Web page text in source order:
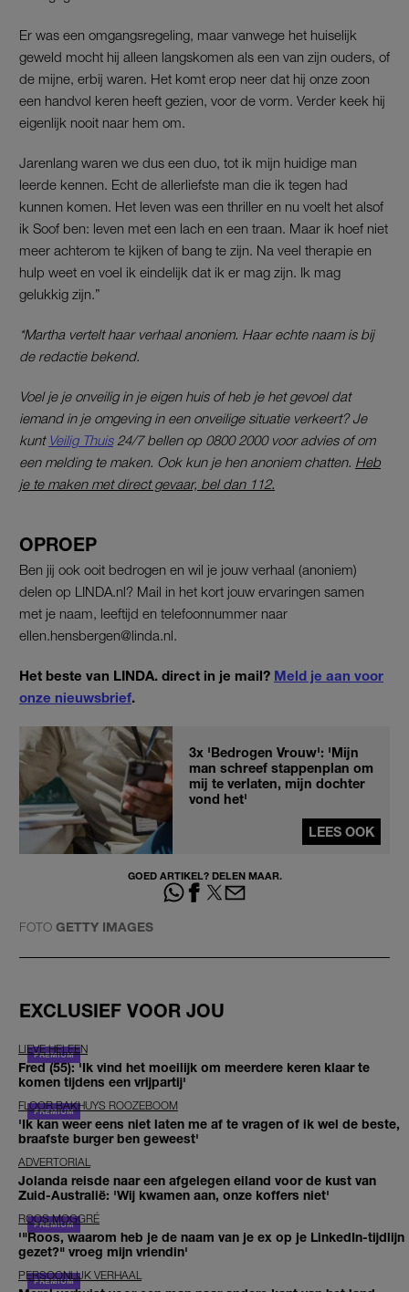
Er was een omgangsregeling, maar vanwege het huiselijk
geweld mocht hij alleen langskomen als een van zijn ouders, of
de mijne, erbij waren. Het komt erop neer dat hij onze zoon
een handvol keren heeft gezien, voor de vorm. Verder keek hij
eigenlijk nooit naar hem om.
Jarenlang waren we dus een duo, tot ik mijn huidige man
leerde kennen. Echt de allerliefste man die ik tegen had
kunnen komen. Het leven was een thriller en nu voelt het alsof
ik Soof ben: leven met een lach en een traan. Maar ik hoef niet
meer achterom te kijken of bang te zijn. Na veel therapie en
hulp weet en voel ik eindelijk dat ik er mag zijn. Ik mag
gelukkig zijn.”
*Martha vertelt haar verhaal anoniem. Haar echte naam is bij
de redactie bekend.
Voel je je onveilig in je eigen huis of heb je het gevoel dat
iemand in je omgeving in een onveilige situatie verkeert? Je
kunt Veilig Thuis24/7 bellen op 0800 2000 voor advies of om
een melding te maken. Ook kun je hen anoniem chatten. Heb
je te maken met direct gevaar, bel dan 112.
OPROEP
Ben jij ook ooit bedrogen en wil je jouw verhaal (anoniem)
delen op LINDA.nl? Mail in het kort jouw ervaringen samen
met je naam, leeftijd en telefoonnummer naar
ellen.hensbergen@linda.nl.
Het beste van LINDA. direct in je mail? Meld je aan voor
onze nieuwsbrief.
3x 'Bedrogen Vrouw': 'Mijn
man schreef stappenplan om
mij te verlaten, mijn dochter
vond het'
LEES OOK
GOED ARTIKEL? DELEN MAAR.
FOTO GETTY IMAGES
EXCLUSIEF VOOR JOU
LIEVE HELEEN
Fred (55): 'Ik vind het moeilijk om meerdere keren klaar te
komen tijdens een vrijpartij'
FLOOR BAKHUYS ROOZEBOOM
'Ik kan weer eens niet laten me af te vragen of ik wel de beste,
braafste burger ben geweest'
ADVERTORIAL
Jolanda reisde naar een afgelegen eiland voor de kust van
Zuid-Australië: 'Wij kwamen aan, onze koffers niet'
ROOS MOGGRÉ
'"Roos, waarom heb je de naam van je ex op je LinkedIn-tijdlijn
gezet?" vroeg mijn vriendin'
PERSOONLIJK VERHAAL